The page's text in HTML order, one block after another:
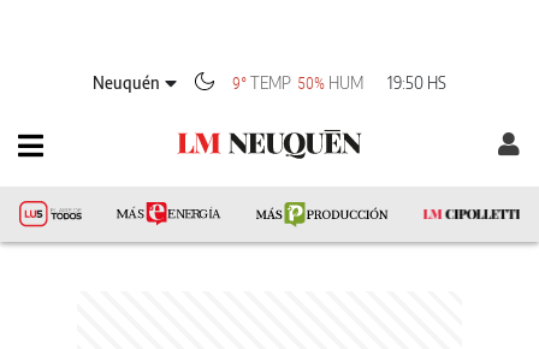
Neuquén 9° TEMP 50% HUM 19:50 HS